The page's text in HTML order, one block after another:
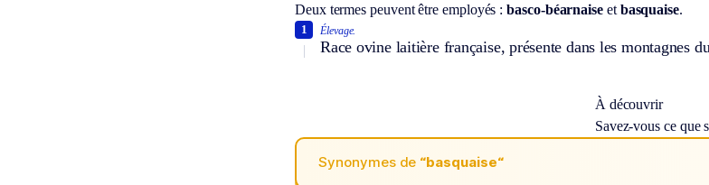
Deux termes peuvent être employés :basco-béarnaiseet basquaise.
Élevage.
Race ovine laitière française, présente dans les montagnes
1
À découvrir
Savez-vous ce
Synonymes de “basquaise“